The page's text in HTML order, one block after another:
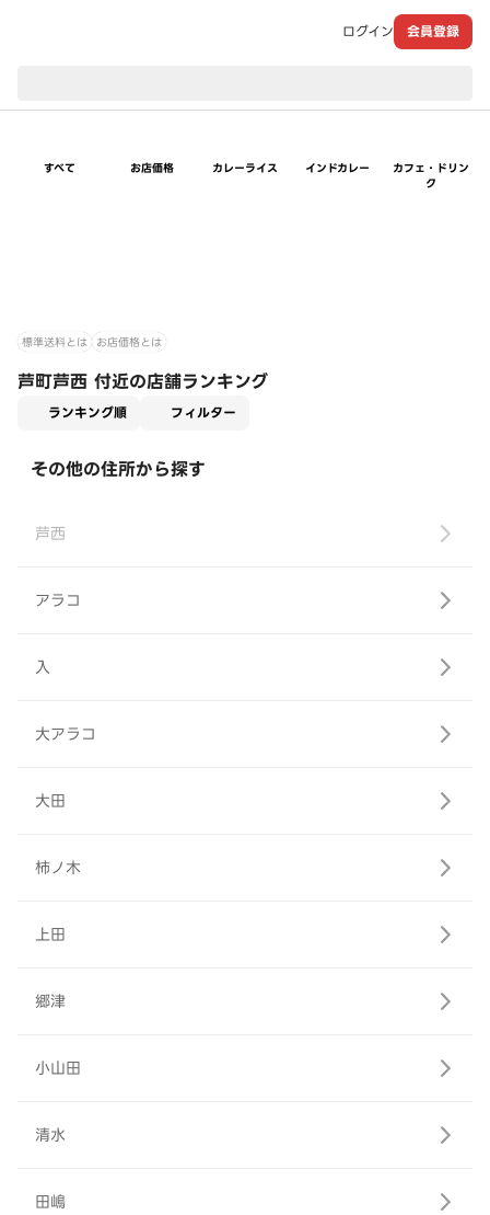
ログイン 会員登録
すべて お店価格 カレーライス インドカレー
カフェ・ドリン
ク
標準送料とは お店価格とは
芦町芦西 付近の店舗ランキング
ランキング順 フィルター
その他の住所から探す
芦西
アラコ
入
大アラコ
大田
柿ノ木
上田
郷津
小山田
清水
田嶋